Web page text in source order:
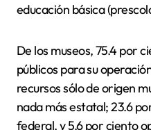
educación básica
De los museos, 75.4 por
públicos para su
recursos sólo de origen
nada más estatal; 23.6
federal, y 5.6 por ciento